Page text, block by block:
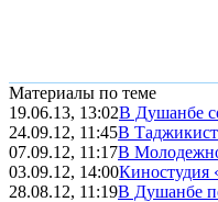
Материалы по теме
19.06.13, 13:02В Душанбе
24.09.12, 11:45В
07.09.12, 11:17В
03.09.12, 14:00Киностудия
28.08.12, 11:19В Душанбе